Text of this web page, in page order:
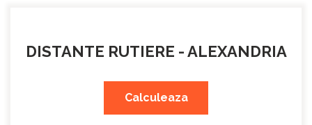
DISTANTE RUTIERE - ALEXANDRIA
Calculeaza